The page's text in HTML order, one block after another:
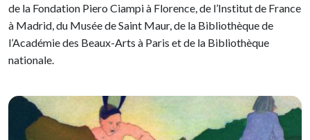
de la Fondation Piero Ciampi à Florence, de l’Institut de France
à Madrid, du Musée de Saint Maur, de la Bibliothèque de
l’Académie des Beaux-Arts à Paris et de la Bibliothèque
nationale.